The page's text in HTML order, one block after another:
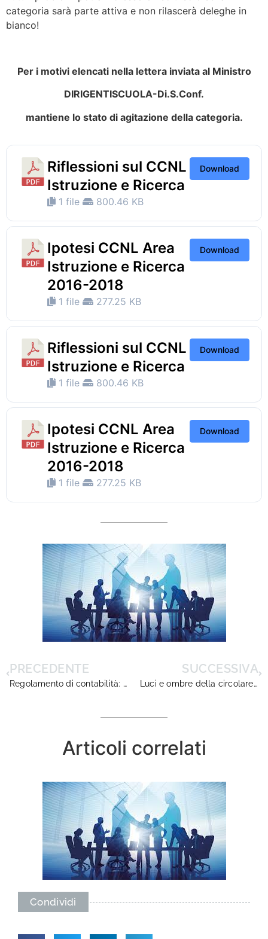
categoria sarà parte attiva e non rilascerà deleghe in
bianco!
Per i motivi elencati nella lettera inviata al Ministro
DIRIGENTISCUOLA-Di.S.Conf.
mantiene lo stato di agitazione della categoria.
Riflessioni sul CCNL
Istruzione e Ricerca
1 file 800.46 KB
Download
Ipotesi CCNL Area
Istruzione e Ricerca
2016-2018
1 file 277.25 KB
Download
Riflessioni sul CCNL
Istruzione e Ricerca
1 file 800.46 KB
Download
Ipotesi CCNL Area
Istruzione e Ricerca
2016-2018
1 file 277.25 KB
Download
PRECEDENTE
Regolamento di contabilità: circolare applicativa
SUCCESSIVA
Luci e ombre della circolare MIUR sul nuovo regolamento di contabilità
Articoli correlati
Condividi